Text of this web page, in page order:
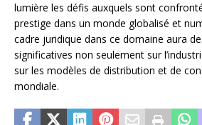
lumière les défis auxquels sont
prestige dans un monde globalisé et
cadre juridique dans ce domaine aura
significatives non seulement sur
sur les modèles de distribution et de
mondiale.